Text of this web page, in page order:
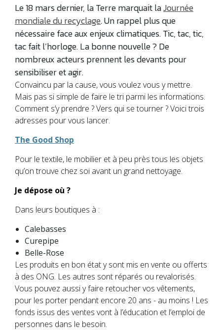
Le 18 mars dernier, la Terre marquait laJournée
mondiale du recyclage. Un rappel plus que
nécessaire face aux enjeux climatiques. Tic, tac, tic,
tac fait l’horloge. La bonne nouvelle ? De
nombreux acteurs prennent les devants pour
sensibiliser et agir.
Convaincu par la cause, vous voulez vous y mettre.
Mais pas si simple de faire le tri parmi les informations.
Comment s’y prendre ? Vers qui se tourner ? Voici trois
adresses pour vous lancer.
The Good Shop
Pour le textile, le mobilier et à peu près tous les objets
qu’on trouve chez soi avant un grand nettoyage.
Je dépose où ?
Dans leurs boutiques à :
Calebasses
Curepipe
Belle-Rose
Les produits en bon état y sont mis en vente ou offerts
à des ONG. Les autres sont réparés ou revalorisés.
Vous pouvez aussi y faire retoucher vos vêtements,
pour les porter pendant encore 20 ans - au moins ! Les
fonds issus des ventes vont à l’éducation et l’emploi de
personnes dans le besoin.